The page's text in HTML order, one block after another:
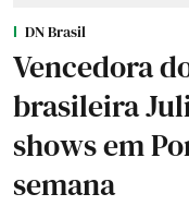
DN Brasil
Vencedora
brasileira
shows em
semana